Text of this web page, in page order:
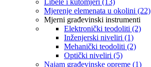
Mjerenje elemenata u okolini (22)
Mjerni građevinski instrumenti
Elektronički teodoliti (2)
Inženjerski niveliri (1)
Mehanički teodoliti (2)
Optički niveliri (5)
Najam građevinske opreme (1)